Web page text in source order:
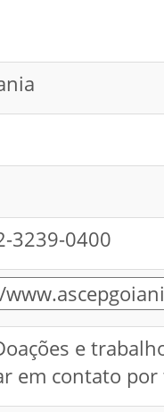
3239-0400
e
em contato